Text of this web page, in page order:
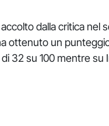
dalla critica nel
ottenuto un
32 su 100 mentre su